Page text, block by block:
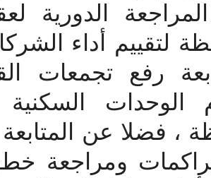
الدورية
أداء
رفع تجمعات
السكنية
، فضلا عن المتابعة
ومراجعة